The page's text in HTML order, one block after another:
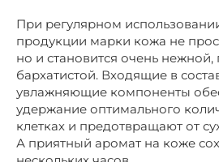
При регулярном
продукции марки кожа не
но и становится очень нежной,
бархатистой. Входящие в
увлажняющие компоненты
удержание оптимального
клетках и предотвращают от
А приятный аромат на коже